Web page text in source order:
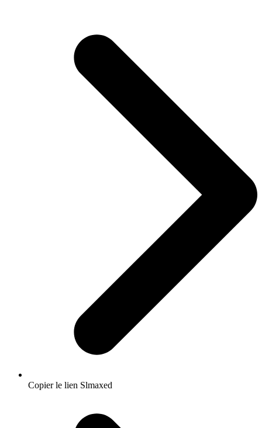
Copier le lien Slmaxed